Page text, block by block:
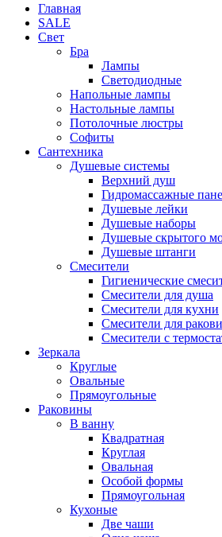
Главная
SALE
Свет
Бра
Лампы
Светодиодные
Напольные лампы
Настольные лампы
Потолочные люстры
Софиты
Сантехника
Душевые системы
Верхний душ
Гидромассажные
Душевые лейки
Душевые наборы
Душевые скрытого
Душевые штанги
Смесители
Гигиенические
Смесители для душа
Смесители для кухни
Смесители для
Смесители с
Зеркала
Круглые
Овальные
Прямоугольные
Раковины
В ванну
Квадратная
Круглая
Овальная
Особой формы
Прямоугольная
Кухоные
Две чаши